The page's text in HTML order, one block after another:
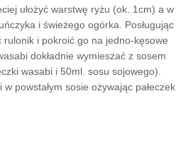
ułożyć warstwę ryżu (ok. 1cm) a w
i świeżego ogórka. Posługując
rulonik i pokroić go na jedno-kęsowe
dokładnie wymieszać z sosem
wasabi i 50ml. sosu sojowego).
powstałym sosie ożywając pałeczek